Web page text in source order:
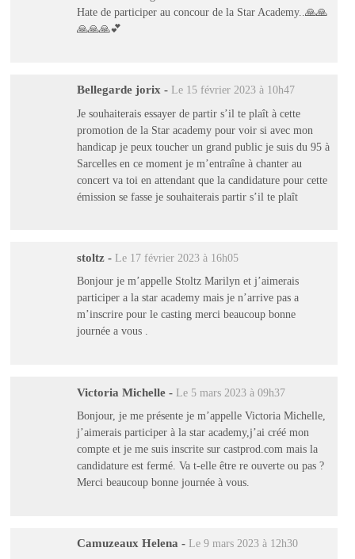
Hate de participer au concour de la Star Academy..🙏🙏
🙏🙏🙏💕
Bellegarde jorix - Le 15 février 2023 à 10h47
Je souhaiterais essayer de partir s’il te plaît à cette
promotion de la Star academy pour voir si avec mon
handicap je peux toucher un grand public je suis du 95 à
Sarcelles en ce moment je m’entraîne à chanter au
concert va toi en attendant que la candidature pour cette
émission se fasse je souhaiterais partir s’il te plaît
stoltz - Le 17 février 2023 à 16h05
Bonjour je m’appelle Stoltz Marilyn et j’aimerais
participer a la star academy mais je n’arrive pas a
m’inscrire pour le casting merci beaucoup bonne
journée a vous .
Victoria Michelle - Le 5 mars 2023 à 09h37
Bonjour, je me présente je m’appelle Victoria Michelle,
j’aimerais participer à la star academy,j’ai créé mon
compte et je me suis inscrite sur castprod.com mais la
candidature est fermé. Va t-elle être re ouverte ou pas ?
Merci beaucoup bonne journée à vous.
Camuzeaux Helena - Le 9 mars 2023 à 12h30